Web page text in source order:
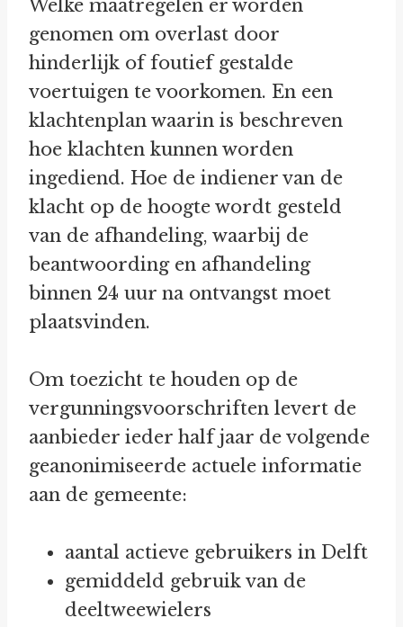
Welke maatregelen er worden
genomen om overlast door
hinderlijk of foutief gestalde
voertuigen te voorkomen. En een
klachtenplan waarin is beschreven
hoe klachten kunnen worden
ingediend. Hoe de indiener van de
klacht op de hoogte wordt gesteld
van de afhandeling, waarbij de
beantwoording en afhandeling
binnen 24 uur na ontvangst moet
plaatsvinden.
Om toezicht te houden op de
vergunningsvoorschriften levert de
aanbieder ieder half jaar de volgende
geanonimiseerde actuele informatie
aan de gemeente:
aantal actieve gebruikers in Delft
gemiddeld gebruik van de
deeltweewielers